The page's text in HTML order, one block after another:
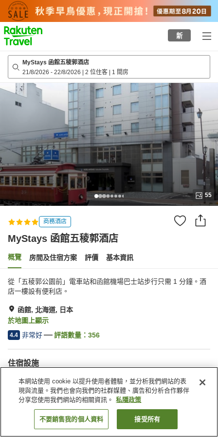
to
top
page
新
MyStays 函館五稜郭酒店
21/8/2026 - 22/8/2026 | 2 位住客 | 1 間房
55
商務酒店
MyStays 函館五稜郭酒店
概覽 房間及住宿方案 評價 基本資訊
從「五稜郭公園前」電車站和函館機場巴士站步行只需 1 分鐘。酒
店一樓設有便利店。
函館, 北海道, 日本
於地圖上顯示
4.4 非常好 評語數量： 356
住宿設施
Wi-Fi
自動販賣機
美容院
會議室
找客房
本網站使用 cookie 以提升使用者體驗，並分析我們網站的表
現與流量。我們也會向我們的社群媒體、廣告和分析合作夥伴
分享您使用我們網站的相關資訊。
私隱政策
不要銷售我的個人資料 接受所有